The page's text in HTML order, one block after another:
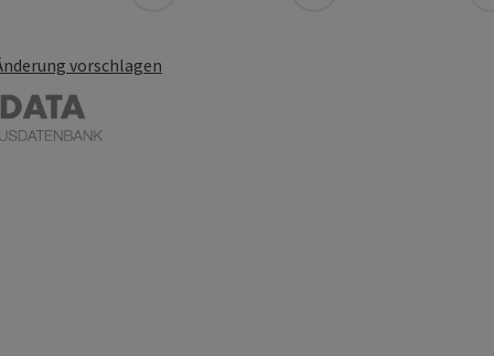
vorschlagen